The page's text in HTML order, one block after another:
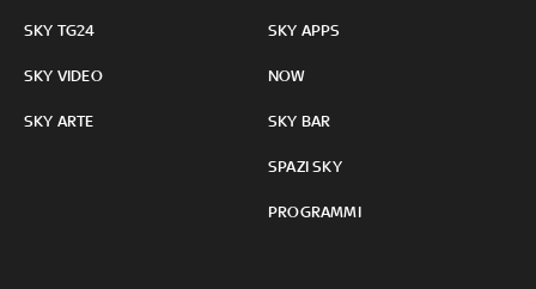
SKY TG24
SKY VIDEO
SKY ARTE
SKY APPS
NOW
SKY BAR
SPAZI SKY
PROGRAMMI